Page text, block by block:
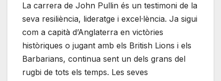
La carrera de John Pullin és un testimoni de la
seva resiliència, lideratge i excel·lència. Ja sigui
com a capità d’Anglaterra en victòries
històriques o jugant amb els British Lions i els
Barbarians, continua sent un dels grans del
rugbi de tots els temps. Les seves